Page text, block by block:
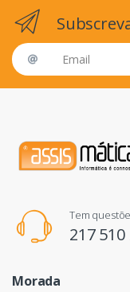
Email address
Tem
217 510
Morada